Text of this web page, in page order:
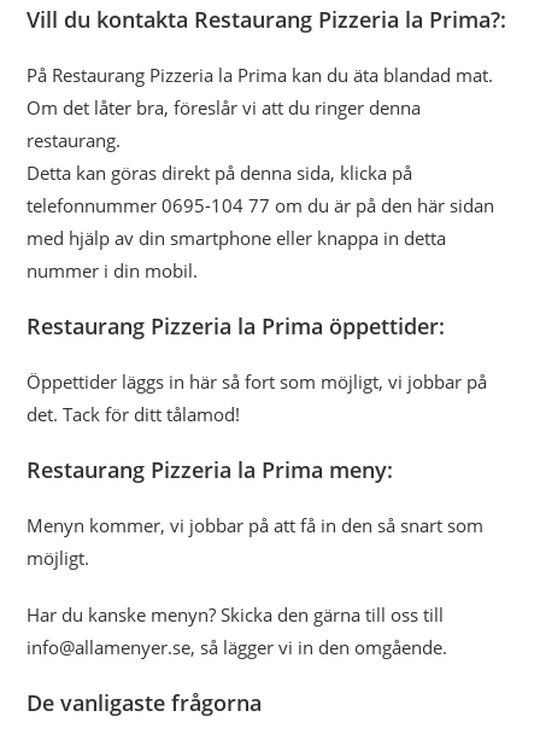
Vill du kontakta Restaurang Pizzeria la Prima?:
På Restaurang Pizzeria la Prima kan du äta blandad mat.
Om det låter bra, föreslår vi att du ringer denna
restaurang.
Detta kan göras direkt på denna sida, klicka på
telefonnummer 0695-104 77 om du är på den här sidan
med hjälp av din smartphone eller knappa in detta
nummer i din mobil.
Restaurang Pizzeria la Prima öppettider:
Öppettider läggs in här så fort som möjligt, vi jobbar på
det. Tack för ditt tålamod!
Restaurang Pizzeria la Prima meny:
Menyn kommer, vi jobbar på att få in den så snart som
möjligt.
Har du kanske menyn? Skicka den gärna till oss till
info@allamenyer.se, så lägger vi in den omgående.
De vanligaste frågorna